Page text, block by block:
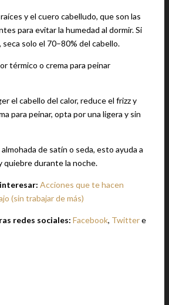
y el cuero cabelludo, que son las
para evitar la humedad al dormir. Si
solo el 70–80% del cabello.
térmico o crema para peinar
el cabello del calor, reduce el frizz y
para peinar, opta por una ligera y sin
de satín o seda, esto ayuda a
quiebre durante la noche.
Acciones que te hacen
(sin trabajar de más)
redes sociales: Facebook, Twittere